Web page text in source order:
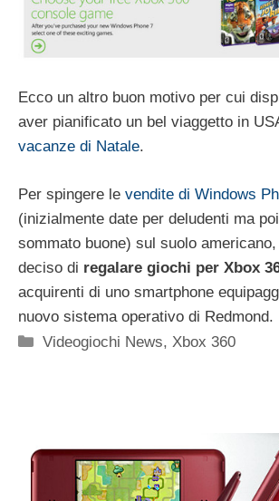
Ecco un altro buon motivo per cui
aver pianificato un bel viaggetto in
vacanze di Natale.
Per spingere le vendite di Windows
(inizialmente date per deludenti ma
sommato buone) sul suolo
deciso di regalare giochi per Xbox
acquirenti di uno smartphone
nuovo sistema operativo di Redmond.
Categorie
Videogiochi News, Xbox 360